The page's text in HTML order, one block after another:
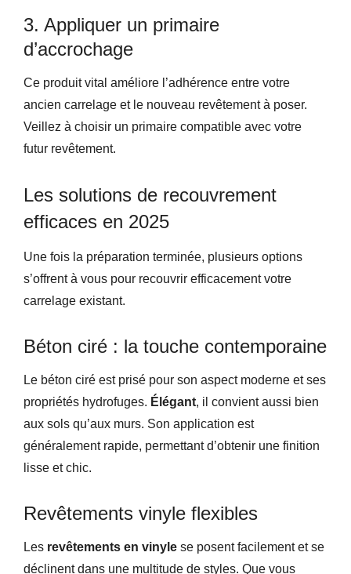
3. Appliquer un primaire
d’accrochage
Ce produit vital améliore l’adhérence entre votre
ancien carrelage et le nouveau revêtement à poser.
Veillez à choisir un primaire compatible avec votre
futur revêtement.
Les solutions de recouvrement
efficaces en 2025
Une fois la préparation terminée, plusieurs options
s’offrent à vous pour recouvrir efficacement votre
carrelage existant.
Béton ciré : la touche contemporaine
Le béton ciré est prisé pour son aspect moderne et ses
propriétés hydrofuges. Élégant, il convient aussi bien
aux sols qu’aux murs. Son application est
généralement rapide, permettant d’obtenir une finition
lisse et chic.
Revêtements vinyle flexibles
Les revêtements en vinyle se posent facilement et se
déclinent dans une multitude de styles. Que vous